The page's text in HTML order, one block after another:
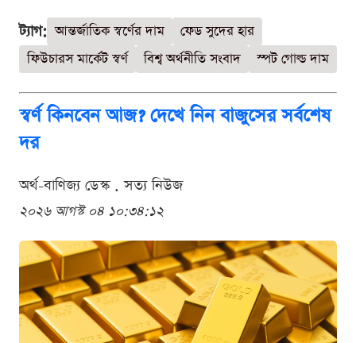
ট্যাগ: আন্তর্জাতিক স্বর্ণের দাম
ফেড সুদের হার
ফিউচারস মার্কেট স্বর্ণ
বিশ্ব অর্থনীতি সংবাদ স্পট গোল্ড দাম
স্বর্ণ কিনবেন আজ? দেখে নিন বাজুসের সর্বশেষ
দর
অর্থ-বাণিজ্য ডেস্ক . সত্য নিউজ
২০২৬ আগস্ট ০৪ ১০:৩৪:১২